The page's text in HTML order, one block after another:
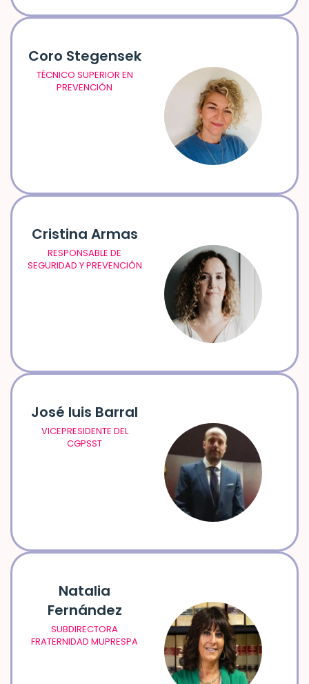
Coro Stegensek
TÉCNICO SUPERIOR EN
PREVENCIÓN
Cristina Armas
RESPONSABLE DE
SEGURIDAD Y PREVENCIÓN
José luis Barral
VICEPRESIDENTE DEL
CGPSST
Natalia
Fernández
SUBDIRECTORA
FRATERNIDAD MUPRESPA